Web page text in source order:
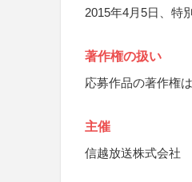
2015年4月5日、特
著作権の扱い
応募作品の著作権
主催
信越放送株式会社